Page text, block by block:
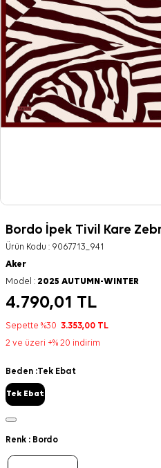
Bordo İpek Tivil Kare
Ürün Kodu : 9067713_941
Aker
Model : 2025 AUTUMN-WINTER
4.790,01 TL
Sepette %30 3.353,00 TL
2 ve üzeri +% 20 indirim
Beden :Tek Ebat
Tek Ebat
Renk : Bordo